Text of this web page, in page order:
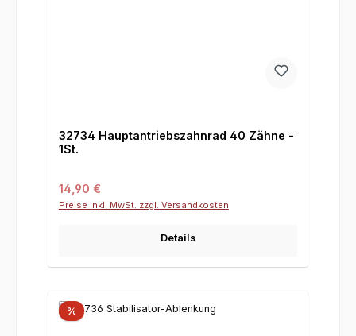
32734 Hauptantriebszahnrad 40 Zähne -
1St.
Regulärer Preis:
14,90 €
Preise inkl. MwSt. zzgl. Versandkosten
Details
%